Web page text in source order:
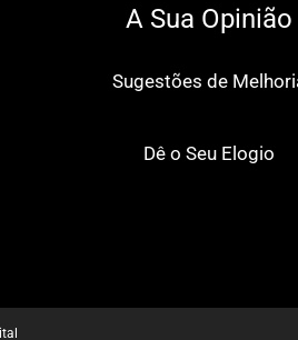
A Sua Opinião
Sugestões de
Dê o Seu Elogio